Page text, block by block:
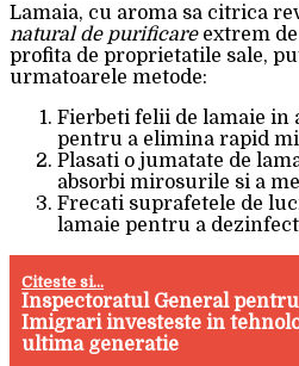
Lamaia, cu aroma sa citrica
natural de purificareextrem
profita de proprietatile sale,
urmatoarele metode:
Fierbeti felii de lamaie in
pentru a elimina rapid
Plasati o jumatate de
absorbi mirosurile si a
Frecati suprafetele de
lamaie pentru a
Citeste si...
Inspectoratul General pentru
Imigrari investeste in
ultima generatie